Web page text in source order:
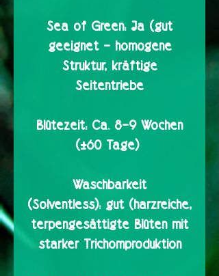
Sea of Green:Ja (gut
geeignet – homogene
Struktur, kräftige
Seitentriebe
Blütezeit:Ca. 8–9 Wochen
(±60 Tage)
Waschbarkeit
(Solventless):gut (harzreiche,
terpengesättigte Blüten mit
starker Trichomproduktion